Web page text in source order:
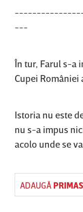
---
În tur, Farul s-a
Cupei
Istoria nu este
nu s-a impus
acolo unde se
ADAUGĂ